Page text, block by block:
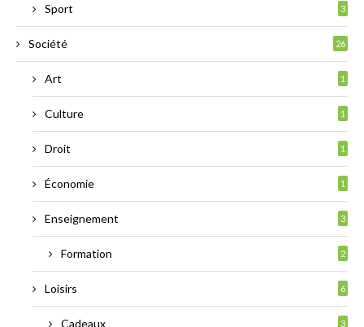
Sport 3
Société 26
Art 1
Culture 1
Droit 1
Économie 1
Enseignement 3
Formation 2
Loisirs 6
Cadeaux 3